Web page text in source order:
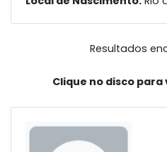
Resultados
Clique no disco